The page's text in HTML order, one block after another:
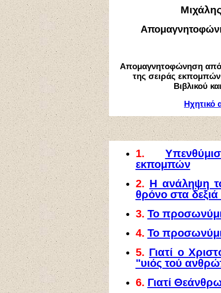
Απομαγνητοφώνηση από
της σειράς
Βιβλικού
Ηχητικό
1.
εκπομπών
2. Η ανάληψη
θρόνο στα
3. Το
4. Το
5. Γιατί ο
"υιός τού
6. Γιατί